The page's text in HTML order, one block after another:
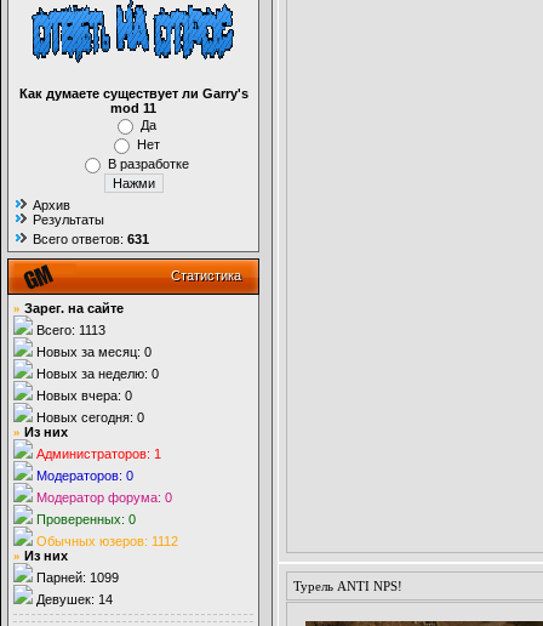
Как думаете существует ли Garry's
mod 11
Да
Нет
В разработке
Архив
Результаты
Всего ответов: 631
Статистика
» Зарег. на сайте
Всего: 1113
Новых за месяц: 0
Новых за неделю: 0
Новых вчера: 0
Новых сегодня: 0
» Из них
Администраторов: 1
Модераторов: 0
Модератор форума: 0
Проверенных: 0
Обычных юзеров: 1112
» Из них
Парней: 1099
Девушек: 14
Турель ANTI NPS!